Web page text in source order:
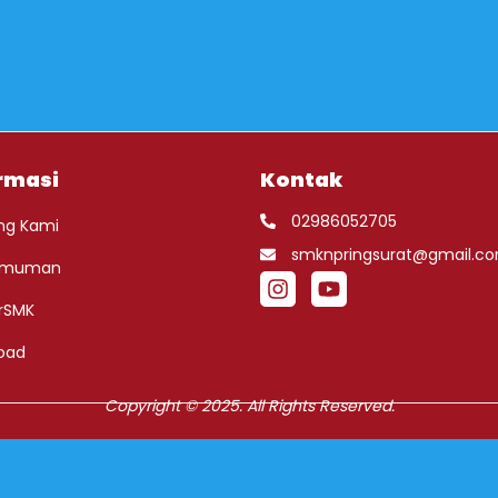
Kami
Kontak
02986052705
Copyright © 2025. All Rights Reserved.